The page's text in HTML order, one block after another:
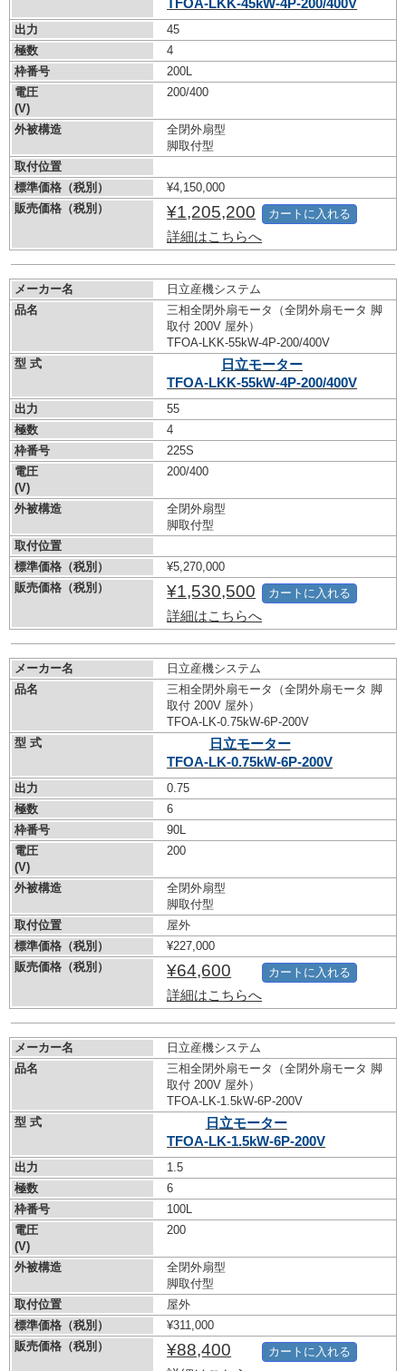
TFOA-LKK-45kW-4P-200/400V
出力
45
極数
4
枠番号
200L
電圧
(V)
200/400
外被構造
全閉外扇型
脚取付型
取付位置
標準価格（税別）
¥4,150,000
販売価格（税別）
¥1,205,200
詳細はこちらへ
カートに入れる
メーカー名
日立産機システム
品名
三相全閉外扇モータ（全閉外扇モータ 脚
取付 200V 屋外）
TFOA-LKK-55kW-4P-200/400V
型 式
日立モーター
TFOA-LKK-55kW-4P-200/400V
出力
55
極数
4
枠番号
225S
電圧
(V)
200/400
外被構造
全閉外扇型
脚取付型
取付位置
標準価格（税別）
¥5,270,000
販売価格（税別）
¥1,530,500
詳細はこちらへ
カートに入れる
メーカー名
日立産機システム
品名
三相全閉外扇モータ（全閉外扇モータ 脚
取付 200V 屋外）
TFOA-LK-0.75kW-6P-200V
型 式
日立モーター
TFOA-LK-0.75kW-6P-200V
出力
0.75
極数
6
枠番号
90L
電圧
(V)
200
外被構造
全閉外扇型
脚取付型
取付位置
屋外
標準価格（税別）
¥227,000
販売価格（税別）
¥64,600
詳細はこちらへ
カートに入れる
メーカー名
日立産機システム
品名
三相全閉外扇モータ（全閉外扇モータ 脚
取付 200V 屋外）
TFOA-LK-1.5kW-6P-200V
型 式
日立モーター
TFOA-LK-1.5kW-6P-200V
出力
1.5
極数
6
枠番号
100L
電圧
(V)
200
外被構造
全閉外扇型
脚取付型
取付位置
屋外
標準価格（税別）
¥311,000
販売価格（税別）
¥88,400 カートに入れる